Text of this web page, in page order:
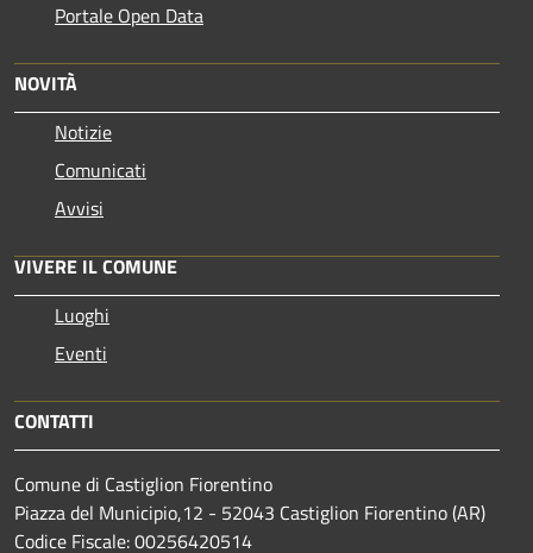
Portale Open Data
NOVITÀ
Notizie
Comunicati
Avvisi
VIVERE IL COMUNE
Luoghi
Eventi
CONTATTI
Comune di Castiglion Fiorentino
Piazza del Municipio,12 - 52043 Castiglion Fiorentino (AR)
Codice Fiscale: 00256420514